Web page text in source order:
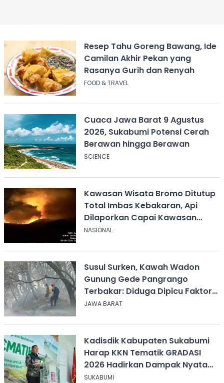
Resep Tahu Goreng Bawang, Ide
Camilan Akhir Pekan yang
Rasanya Gurih dan Renyah
FOOD & TRAVEL
Cuaca Jawa Barat 9 Agustus
2026, Sukabumi Potensi Cerah
Berawan hingga Berawan
SCIENCE
Kawasan Wisata Bromo Ditutup
Total Imbas Kebakaran, Api
Dilaporkan Capai Kawasan
Sabana
NASIONAL
Susul Surken, Kawah Wadon
Gunung Gede Pangrango
Terbakar: Diduga Dipicu Faktor
Alam
JAWA BARAT
Kadisdik Kabupaten Sukabumi
Harap KKN Tematik GRADASI
2026 Hadirkan Dampak Nyata
bagi Masyarakat
SUKABUMI